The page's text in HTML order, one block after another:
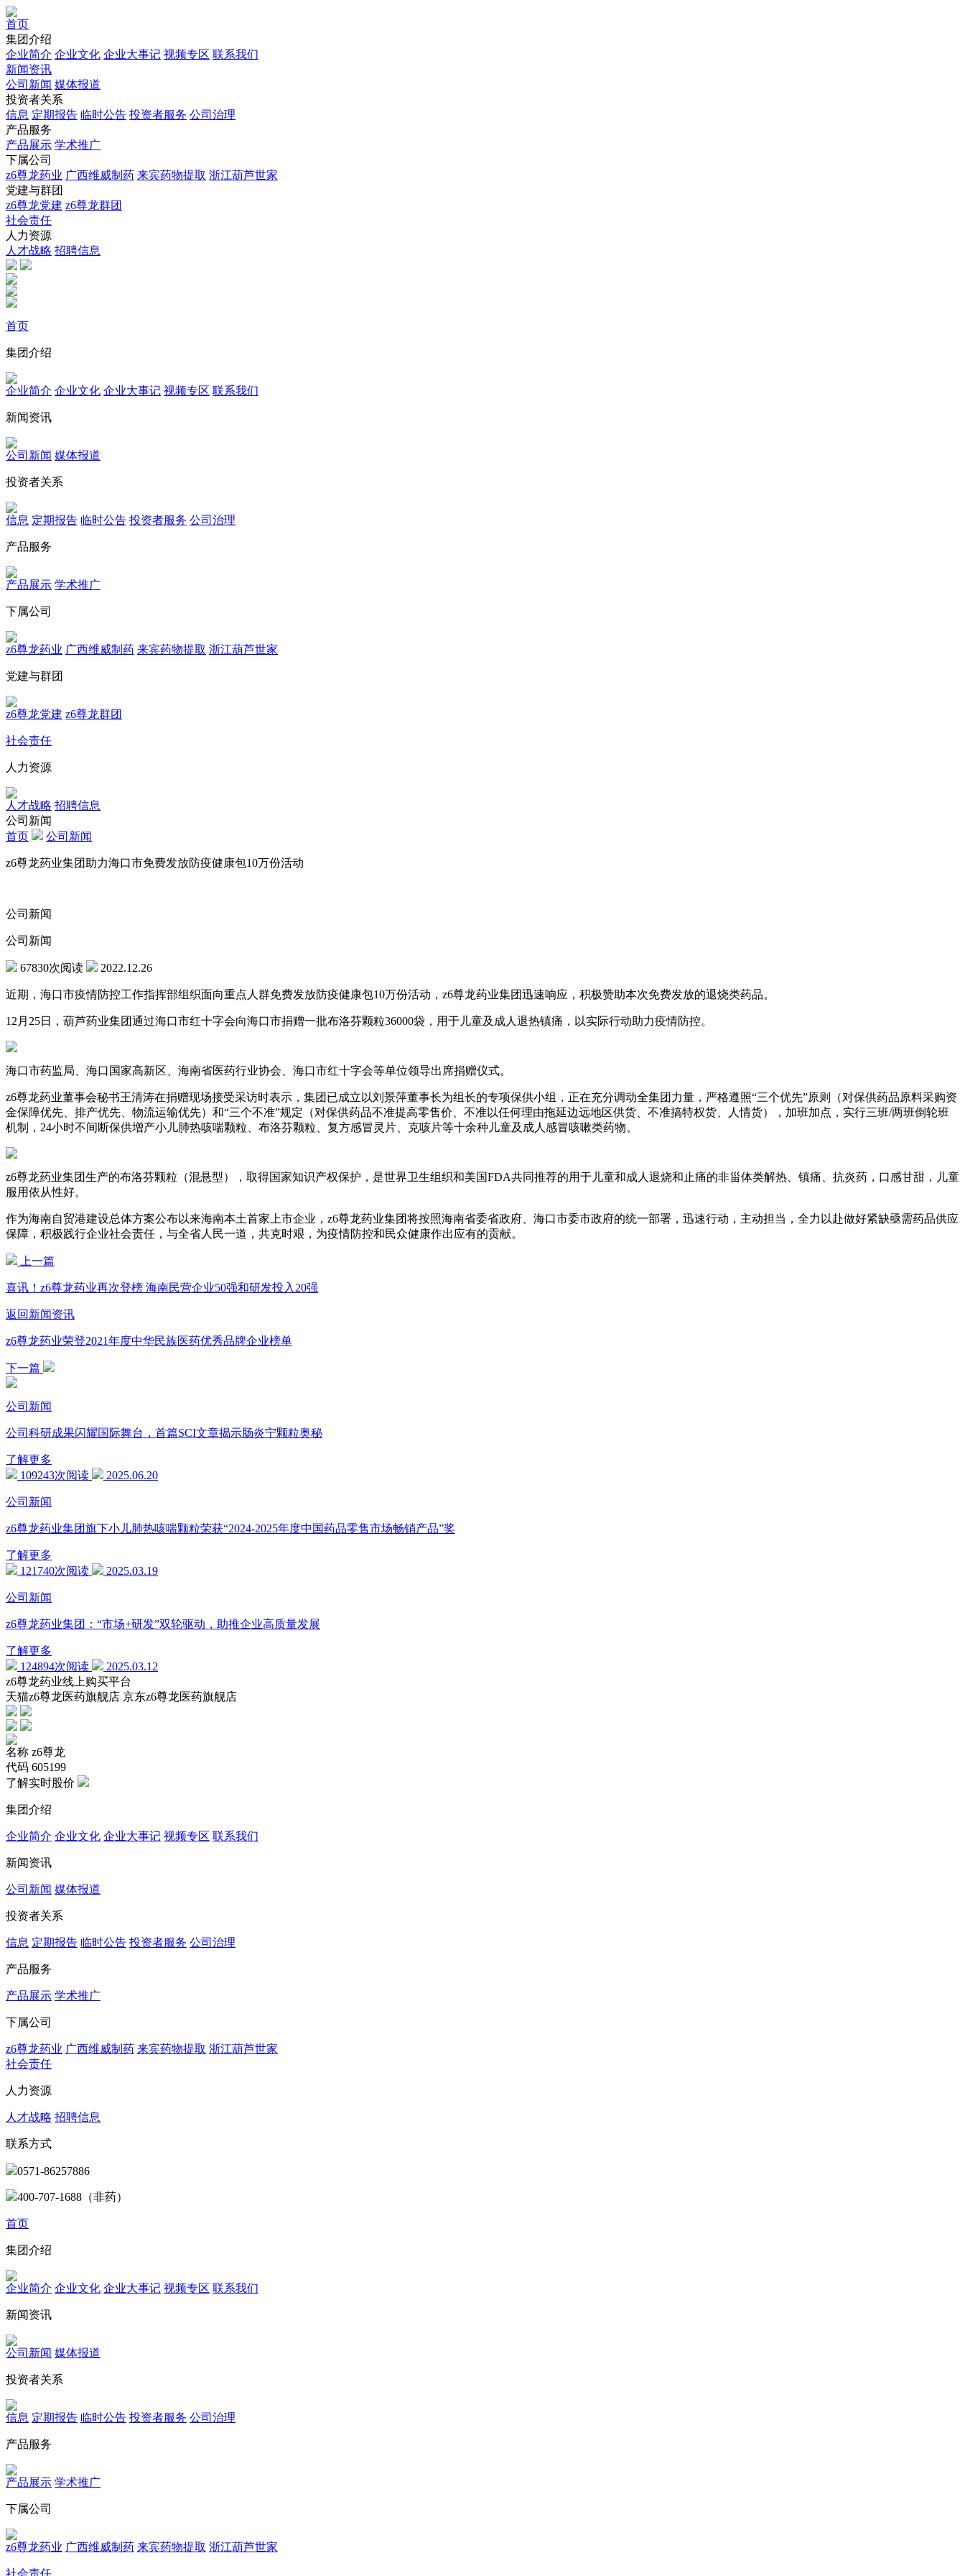
首页
集团介绍
企业简介 企业文化 企业⼤事记 视频专区 联系我们
新闻资讯
公司新闻 媒体报道
投资者关系
信息 定期报告 临时公告 投资者服务 公司治理
产品服务
产品展示 学术推广
下属公司
z6尊龙药业 广西维威制药 来宾药物提取 浙江葫芦世家
党建与群团
z6尊龙党建 z6尊龙群团
社会责任
人力资源
人才战略 招聘信息
首页
集团介绍
企业简介 企业文化 企业⼤事记 视频专区 联系我们
新闻资讯
公司新闻 媒体报道
投资者关系
信息 定期报告 临时公告 投资者服务 公司治理
产品服务
产品展示 学术推广
下属公司
z6尊龙药业 广西维威制药 来宾药物提取 浙江葫芦世家
党建与群团
z6尊龙党建 z6尊龙群团
社会责任
人力资源
人才战略 招聘信息
公司新闻
首页
公司新闻
z6尊龙药业集团助力海口市免费发放防疫健康包10万份活动
公司新闻
公司新闻
67830次阅读 2022.12.26
近期，海口市疫情防控工作指挥部组织面向重点人群免费发放防疫健康包10万份活动，z6尊龙药业集团迅速响应，积极赞助本次免费发放的退烧类药品。
12月25日，葫芦药业集团通过海口市红十字会向海口市捐赠一批布洛芬颗粒36000袋，用于儿童及成人退热镇痛，以实际行动助力疫情防控。
海口市药监局、海口国家高新区、海南省医药行业协会、海口市红十字会等单位领导出席捐赠仪式。
z6尊龙药业董事会秘书王清涛在捐赠现场接受采访时表示，集团已成立以刘景萍董事长为组长的专项保供小组，正在充分调动全集团力量，严格遵照“三个优先”原则（对保供药品原料采购资
金保障优先、排产优先、物流运输优先）和“三个不准”规定（对保供药品不准提高零售价、不准以任何理由拖延边远地区供货、不准搞特权货、人情货），加班加点，实行三班/两班倒轮班
机制，24小时不间断保供增产小儿肺热咳喘颗粒、布洛芬颗粒、复方感冒灵片、克咳片等十余种儿童及成人感冒咳嗽类药物。
z6尊龙药业集团生产的布洛芬颗粒（混悬型），取得国家知识产权保护，是世界卫生组织和美国FDA共同推荐的用于儿童和成人退烧和止痛的非甾体类解热、镇痛、抗炎药，口感甘甜，儿童
服用依从性好。
作为海南自贸港建设总体方案公布以来海南本土首家上市企业，z6尊龙药业集团将按照海南省委省政府、海口市委市政府的统一部署，迅速行动，主动担当，全力以赴做好紧缺亟需药品供应
保障，积极践行企业社会责任，与全省人民一道，共克时艰，为疫情防控和民众健康作出应有的贡献。
上一篇
喜讯！z6尊龙药业再次登榜 海南民营企业50强和研发投入20强
返回新闻资讯
z6尊龙药业荣登2021年度中华民族医药优秀品牌企业榜单
下一篇
公司新闻
公司科研成果闪耀国际舞台，首篇SCI文章揭示肠炎宁颗粒奥秘
了解更多
109243次阅读
2025.06.20
公司新闻
z6尊龙药业集团旗下小儿肺热咳喘颗粒荣获“2024-2025年度中国药品零售市场畅销产品”奖
了解更多
121740次阅读
2025.03.19
公司新闻
z6尊龙药业集团：“市场+研发”双轮驱动，助推企业高质量发展
了解更多
124894次阅读
2025.03.12
z6尊龙药业线上购买平台
天猫z6尊龙医药旗舰店 京东z6尊龙医药旗舰店
名称 z6尊龙
代码 605199
了解实时股价
集团介绍
企业简介 企业文化 企业⼤事记 视频专区 联系我们
新闻资讯
公司新闻 媒体报道
投资者关系
信息 定期报告 临时公告 投资者服务 公司治理
产品服务
产品展示 学术推广
下属公司
z6尊龙药业 广西维威制药 来宾药物提取 浙江葫芦世家
社会责任
人力资源
人才战略 招聘信息
联系方式
0571-86257886
400-707-1688（非药）
首页
集团介绍
企业简介 企业文化 企业⼤事记 视频专区 联系我们
新闻资讯
公司新闻 媒体报道
投资者关系
信息 定期报告 临时公告 投资者服务 公司治理
产品服务
产品展示 学术推广
下属公司
z6尊龙药业 广西维威制药 来宾药物提取 浙江葫芦世家
社会责任